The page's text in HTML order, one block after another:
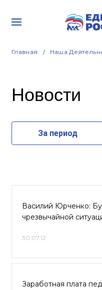
Главная Наша
Новости
За период
Василий Юрченко:
чрезвычайной
30.07.12
Заработная плата